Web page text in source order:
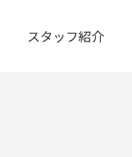
スタッフ紹介